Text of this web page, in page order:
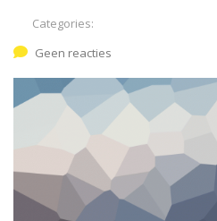
Categories:
Geen reacties